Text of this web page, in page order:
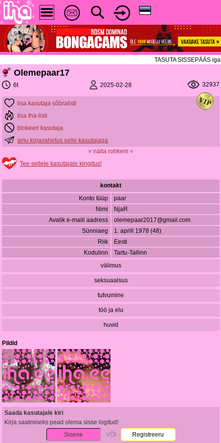
TASUTA SISSEPÄÄS
Olemepaar17
6t 2025-02-28 32937
lisa kasutaja sõbralisti
lisa Iha-listi
blokeeri kasutaja
sinu kirjavahetus selle kasutajaga
˅ näita rohkem ˅
Tee sellele kasutajale kingitus!
kontakt
Konto tüüp
paar
Nimi
NjaR
Avalik e-maili aadress
olemepaar2017@gmail.com
Sünniaeg
1. aprill 1978 (48)
Riik
Eesti
Kodulinn
Tartu-Tallinn
välimus
seksuaalsus
tutvumine
töö ja elu
huvid
Pildid
Saada kasutajale kiri
Kirja saatmiseks pead olema sisse logitud!
Sisene
- VÕI - Registreeru